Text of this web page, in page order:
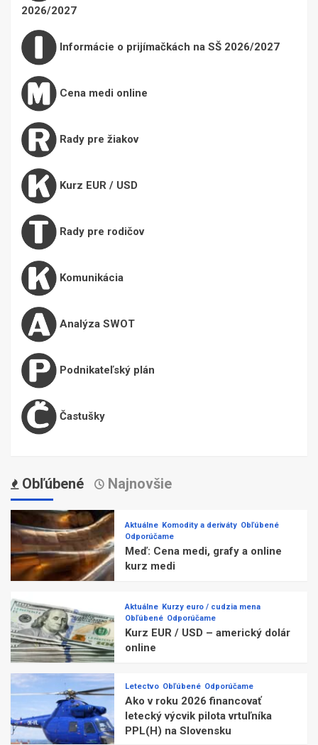
2026/2027
Informácie o prijímačkách na SŠ 2026/2027
Cena medi online
Rady pre žiakov
Kurz EUR / USD
Rady pre rodičov
Komunikácia
Analýza SWOT
Podnikateľský plán
Častušky
Obľúbené Najnovšie
Aktuálne Komodity a deriváty Obľúbené
Odporúčame
Meď: Cena medi, grafy a online
kurz medi
Aktuálne Kurzy euro / cudzia mena
Obľúbené Odporúčame
Kurz EUR / USD – americký dolár
online
Letectvo Obľúbené Odporúčame
Ako v roku 2026 financovať
letecký výcvik pilota vrtuľníka
PPL(H) na Slovensku